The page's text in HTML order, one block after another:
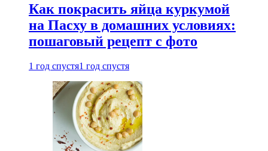
Как покрасить яйца куркумой
на Пасху в домашних условиях:
пошаговый рецепт с фото
1 год спустя1 год спустя